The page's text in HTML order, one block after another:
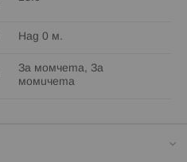
Над 0 м.
За момчета, За
момичета